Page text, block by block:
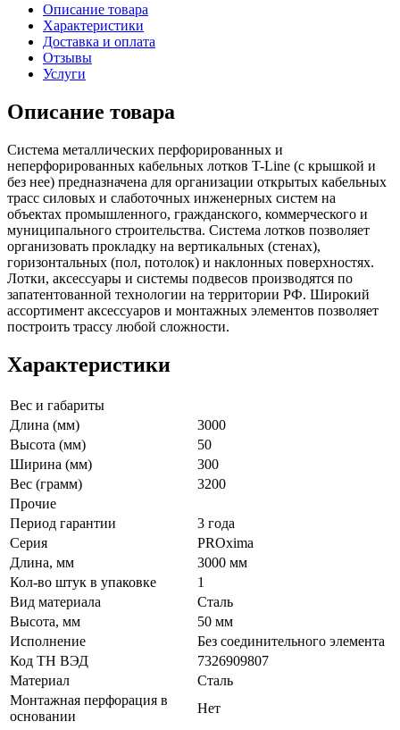
Описание товара
Характеристики
Доставка и оплата
Отзывы
Услуги
Описание товара
Система металлических перфорированных и
неперфорированных кабельных лотков T-Line (с крышкой и
без нее) предназначена для организации открытых кабельных
трасс силовых и слаботочных инженерных систем на
объектах промышленного, гражданского, коммерческого и
муниципального строительства. Система лотков позволяет
организовать прокладку на вертикальных (стенах),
горизонтальных (пол, потолок) и наклонных поверхностях.
Лотки, аксессуары и системы подвесов производятся по
запатентованной технологии на территории РФ. Широкий
ассортимент аксессуаров и монтажных элементов позволяет
построить трассу любой сложности.
Характеристики
Вес и габариты
Длина (мм)
3000
Высота (мм)
50
Ширина (мм)
300
Вес (грамм)
3200
Прочие
Период гарантии
3 года
Серия
PROxima
Длина, мм
3000 мм
Кол-во штук в упаковке
1
Вид материала
Сталь
Высота, мм
50 мм
Исполнение
Без соединительного элемента
Код ТН ВЭД
7326909807
Материал
Сталь
Монтажная перфорация в
основании
Нет